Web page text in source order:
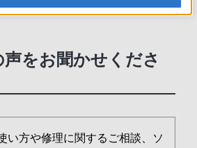
をお聞かせくださ
い方や修理に関するご相談、ソ